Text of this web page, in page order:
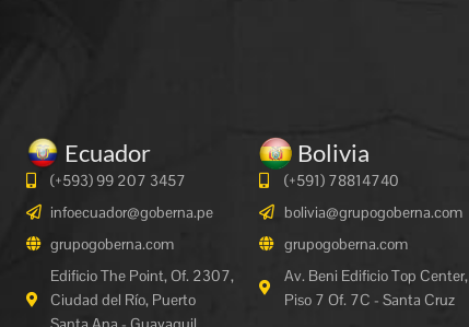
Ecuador
(+593) 99 207 3457
infoecuador@goberna.pe
grupogoberna.com
Edificio The Point, Of. 2307,
Ciudad del Río, Puerto
Bolivia
(+591) 78814740
bolivia@grupogoberna.com
grupogoberna.com
Av. Beni Edificio Top Center,
Piso 7 Of. 7C - Santa Cruz